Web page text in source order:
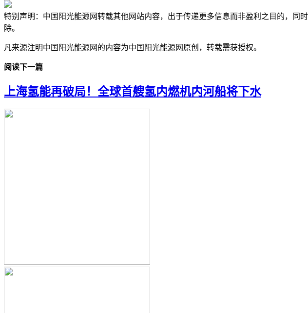
特别声明：中国阳光能源网转载其他网站内容，出于传递更多信息而非盈利之目的，
除。
凡来源注明中国阳光能源网的内容为中国阳光能源网原创，转载需获授权。
阅读下一篇
上海氢能再破局！全球首艘氢内燃机内河船将下水